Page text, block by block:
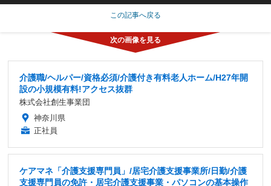
この記事へ戻る
介護職/ヘルパー/資格必須/介護付き有料老人ホーム/H27年開
設の小規模有料!アクセス抜群
株式会社創生事業団
神奈川県
正社員
ケアマネ「介護支援専門員」/居宅介護支援事業所/日勤/介護
支援専門員の免許・居宅介護支援事業・パソコンの基本操作